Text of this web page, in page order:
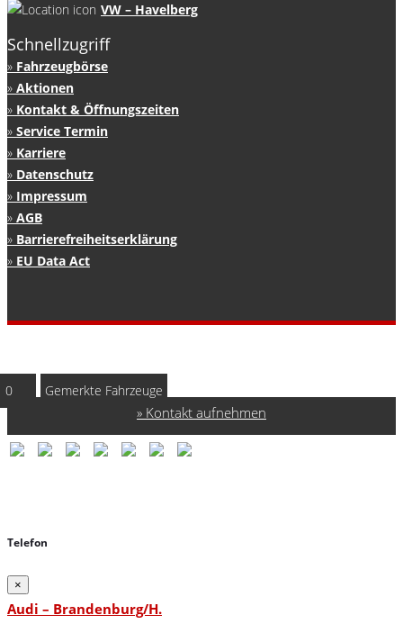
VW – Havelberg
Schnellzugriff
Fahrzeugbörse
Aktionen
Kontakt & Öffnungszeiten
Service Termin
Karriere
Datenschutz
Impressum
AGB
Barrierefreiheitserklärung
EU Data Act
Kontakt aufnehmen
0 Gemerkte Fahrzeuge
Telefon
×
Audi – Brandenburg/H.